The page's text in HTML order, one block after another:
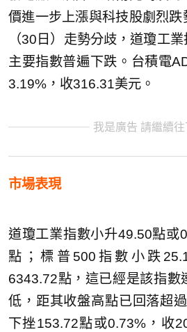
價進一步上漲與科技股劇烈
（30日）走勢分歧，道瓊工
主要指數普遍下跌。台積電
3.19%，收316.31美元。
我是廣告 請繼續
市場表現
道瓊工業指數小升49.50點或
點；標普500指數小跌
6343.72點，這已經是該指數
低，距其收盤高點已回落超
下挫153.72點或0.73%，收